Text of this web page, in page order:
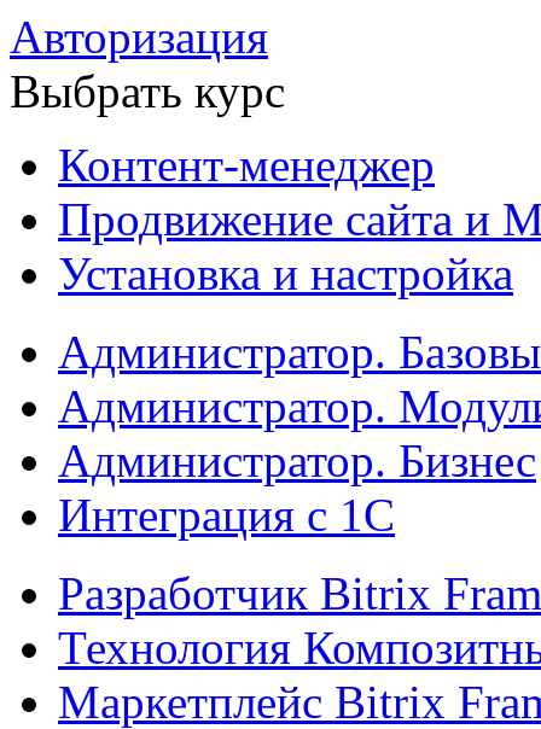
Авторизация
Выбрать курс
Контент-менеджер
Продвижение сайта и
Установка и настройка
Администратор.
Администратор.
Администратор. Бизнес
Интеграция с 1С
Разработчик Bitrix
Технология
Маркетплейс Bitrix